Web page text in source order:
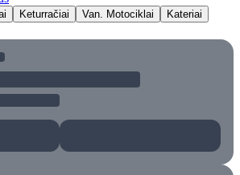
Keturračiai Van. Motociklai
Kateriai